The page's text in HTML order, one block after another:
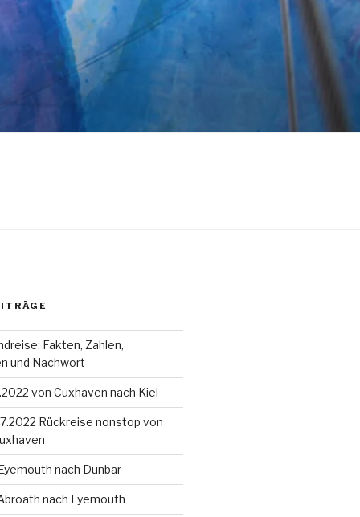
Fakten, Zahlen,
und Nachwort
von Cuxhaven nach Kiel
Rückreise nonstop von
nach Dunbar
nach Eyemouth